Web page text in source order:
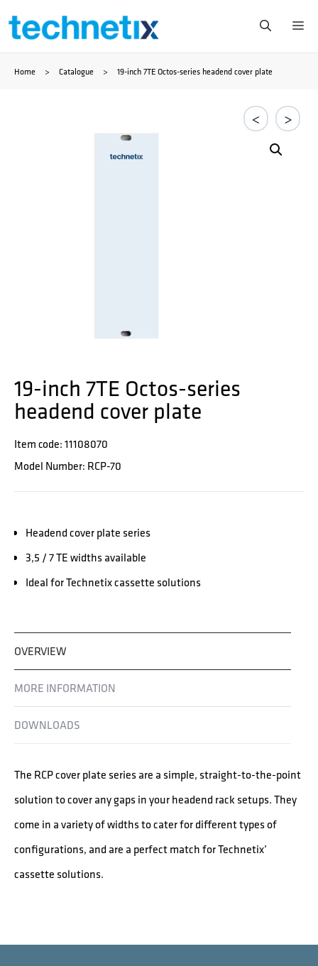
Saltar
contenido
Home > Catalogue > 19-inch 7TE Octos-series headend cover plate
< >
19-inch 7TE Octos-series
headend cover plate
Item code: 11108070
Model Number: RCP-70
Headend cover plate series
3,5 / 7 TE widths available
Ideal for Technetix cassette solutions
OVERVIEW
MORE INFORMATION
DOWNLOADS
The RCP cover plate series are a simple, straight-to-the-point
solution to cover any gaps in your headend rack setups. They
come in a variety of widths to cater for different types of
configurations, and are a perfect match for Technetix’
cassette solutions.